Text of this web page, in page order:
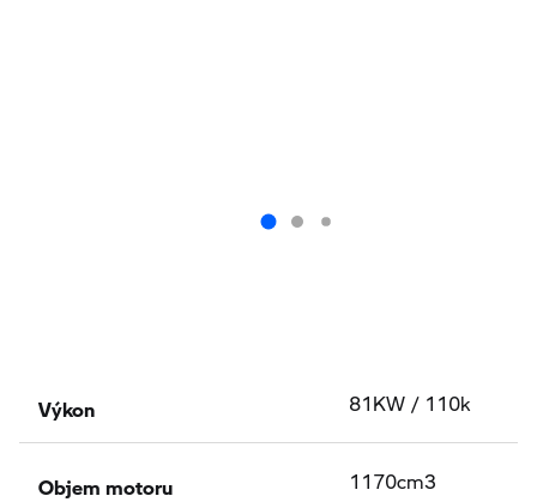
Výkon 81KW / 110k
Objem motoru 1170cm3